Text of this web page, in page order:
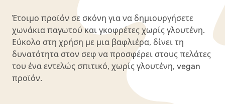
Έτοιμο προϊόν σε σκόνη για να δημιουργήσετε
χωνάκια παγωτού και γκοφρέτες χωρίς γλουτένη.
Εύκολο στη χρήση με μια βαφλιέρα, δίνει τη
δυνατότητα στον σεφ να προσφέρει στους πελάτες
του ένα εντελώς σπιτικό, χωρίς γλουτένη, vegan
προϊόν.